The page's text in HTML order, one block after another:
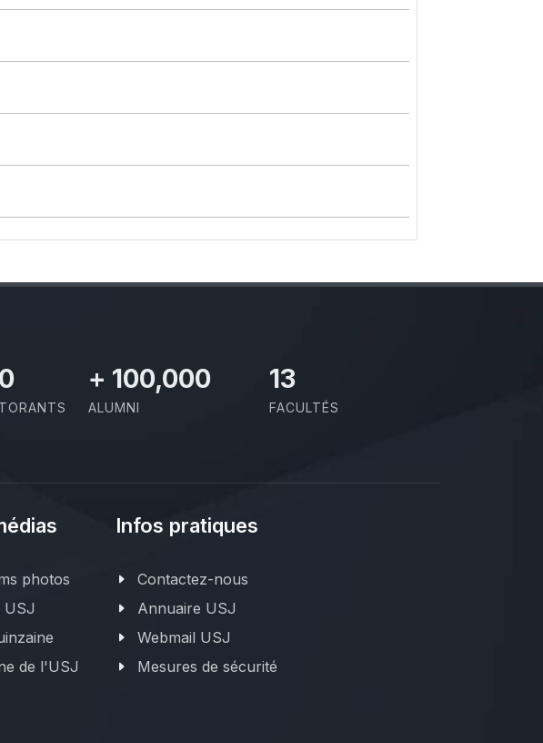
+ 100,000
ALUMNI
13
FACULTÉS
photos
USJ
de l'USJ
Infos pratiques
Contactez-nous
Annuaire USJ
Webmail USJ
Mesures de sécurité